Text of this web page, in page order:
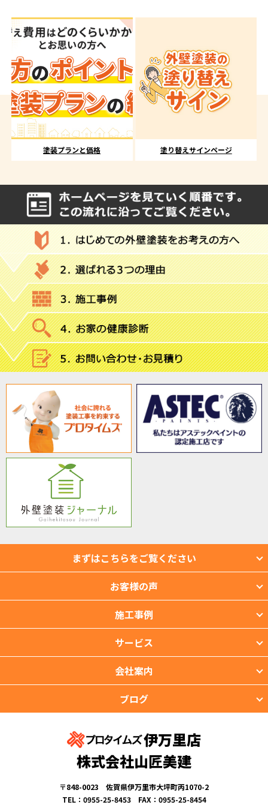
塗装プランと価格 塗り替えサインページ
まずはこちらをご覧ください
お客様の声
施工事例
サービス
会社案内
ブログ
伊万里店
株式会社山匠美建
〒848-0023 佐賀県伊万里市大坪町丙1070-2
TEL：0955-25-8453 FAX：0955-25-8454